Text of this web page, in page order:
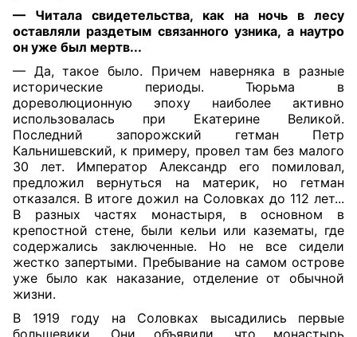
— Читала свидетельства, как на ночь в лесу
оставляли раздетым связанного узника, а наутро
он уже был мертв...
— Да, такое было. Причем наверняка в разные
исторические периоды. Тюрьма в
дореволюционную эпоху наиболее активно
использовалась при Екатерине Великой.
Последний запорожский гетман Петр
Кальнишевский, к примеру, провел там без малого
30 лет. Император Александр его помиловал,
предложил вернуться на материк, но гетман
отказался. В итоге дожил на Соловках до 112 лет...
В разных частях монастыря, в основном в
крепостной стене, были кельи или казематы, где
содержались заключенные. Но не все сидели
жестко запертыми. Пребывание на самом острове
уже было как наказание, отделение от обычной
жизни.
В 1919 году на Соловках высадились первые
большевики. Они объявили, что монастырь